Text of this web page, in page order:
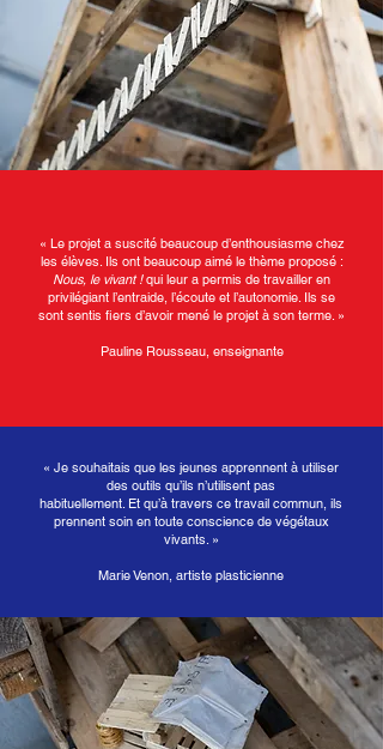
« Le projet a suscité beaucoup d’enthousiasme chez
les élèves. Ils ont beaucoup aimé le thème proposé :
Nous, le vivant !qui leur a permis de travailler en
privilégiant l’entraide, l’écoute et l’autonomie. Ils se
sont sentis fiers d’avoir mené le projet à son terme. »
Pauline Rousseau, enseignante
« Je souhaitais que les jeunes apprennent à utiliser
des outils qu’ils n’utilisent pas
habituellement. Et qu’à travers ce travail commun, ils
prennent soin en toute conscience de végétaux
vivants. »
Marie Venon, artiste plasticienne